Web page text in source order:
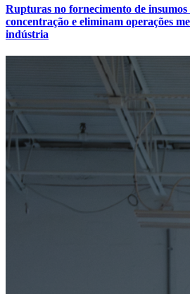
Rupturas no fornecimento de
concentração e eliminam operações
indústria